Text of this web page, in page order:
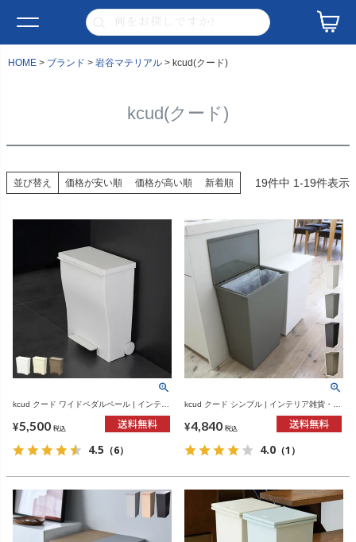
HOME ブランド 岩谷マテリアル kcud(クード)
kcud(クード)
並び替え 価格が安い順 価格が高い順 新着順 19件中 1-19件表示
kcud クード ワイドペダルペール | インテリ
¥5,500 税込
4.5 （6）
kcud クード シンプル | インテリア雑貨・ゴ
¥4,840 税込
4.0 （1）